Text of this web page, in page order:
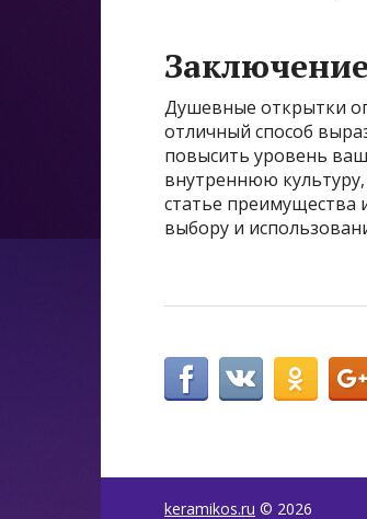
Заключение
Душевные открытки
отличный способ
повысить уровень
внутреннюю
статье
выбору и
keramikos.ru © 2026